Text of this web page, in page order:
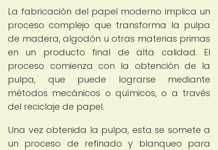
La fabricación del papel moderno implica un
proceso complejo que transforma la pulpa
de madera, algodón u otras materias primas
en un producto final de alta calidad. El
proceso comienza con la obtención de la
pulpa, que puede lograrse mediante
métodos mecánicos o químicos, o a través
del reciclaje de papel.
Una vez obtenida la pulpa, esta se somete a
un proceso de refinado y blanqueo para